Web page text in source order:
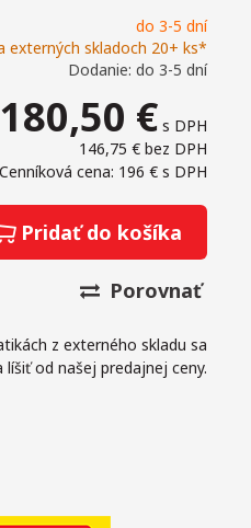
do 3-5 dní
externých skladoch 20+ ks*
Dodanie: do 3-5 dní
180,50 € s DPH
146,75 € bez DPH
Cenníková cena: 196 € s DPH
Pridať do košíka
Porovnať
z externého skladu sa
líšiť od našej predajnej ceny.